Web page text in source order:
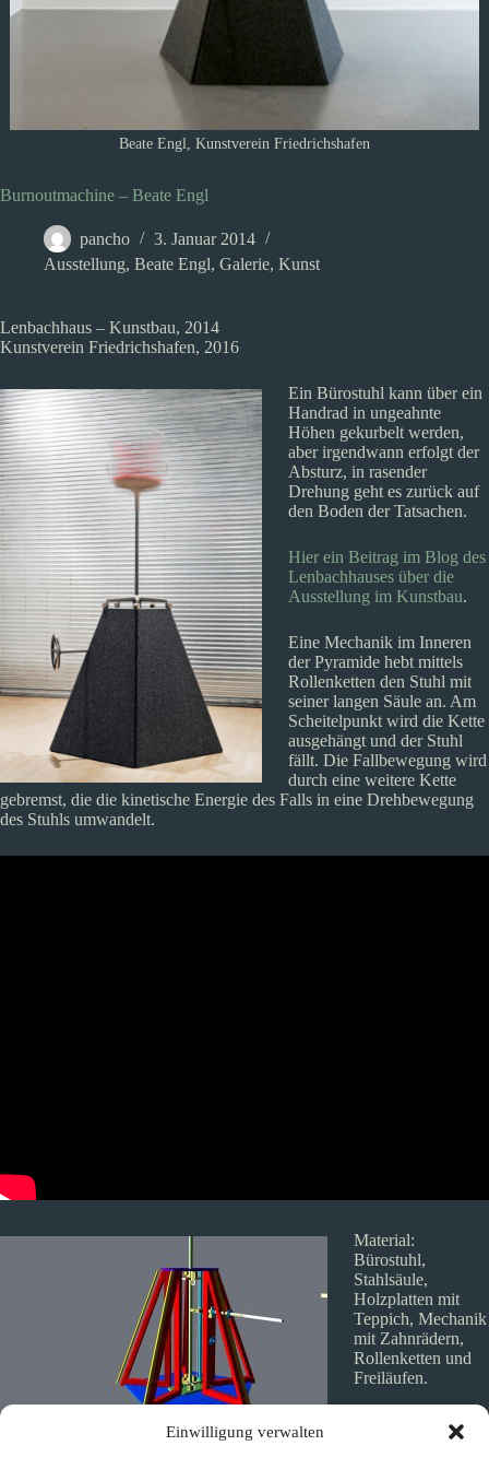
Einwilligung verwalten
Beate Engl, Kunstverein Friedrichshafen
Burnoutmachine – Beate Engl
pancho
3. Januar 2014
Ausstellung, Beate Engl, Galerie, Kunst
Lenbachhaus – Kunstbau, 2014
Kunstverein Friedrichshafen, 2016
Ein Bürostuhl kann über ein
Handrad in ungeahnte
Höhen gekurbelt werden,
aber irgendwann erfolgt der
Absturz, in rasender
Drehung geht es zurück auf
den Boden der Tatsachen.
Hier ein Beitrag im Blog des
Lenbachhauses über die
Ausstellung im Kunstbau.
Eine Mechanik im Inneren
der Pyramide hebt mittels
Rollenketten den Stuhl mit
seiner langen Säule an. Am
Scheitelpunkt wird die Kette
ausgehängt und der Stuhl
fällt. Die Fallbewegung wird
durch eine weitere Kette
gebremst, die die kinetische Energie des Falls in eine Drehbewegung
des Stuhls umwandelt.
Material:
Bürostuhl,
Stahlsäule,
Holzplatten mit
Teppich, Mechanik
mit Zahnrädern,
Rollenketten und
Freiläufen.
Fertigung und
technischer Entwurf durch Leuchten-Modelle Pancho Schlehhuber